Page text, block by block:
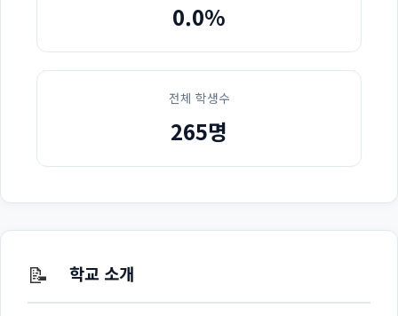
0.0%
전체 학생수
265명
📝 학교 소개